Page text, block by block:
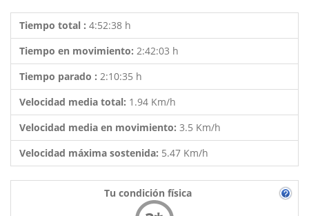
Tiempo total : 4:52:38 h
Tiempo en movimiento: 2:42:03 h
Tiempo parado : 2:10:35 h
Velocidad media total: 1.94 Km/h
Velocidad media en movimiento: 3.5 Km/h
Velocidad máxima sostenida: 5.47 Km/h
Tu condición física